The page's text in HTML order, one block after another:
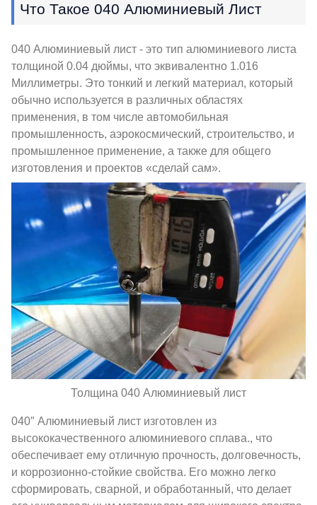
Что Такое 040 Алюминиевый Лист
040 Алюминиевый лист - это тип алюминиевого листа
толщиной 0.04 дюймы, что эквивалентно 1.016
Миллиметры. Это тонкий и легкий материал, который
обычно используется в различных областях
применения, в том числе автомобильная
промышленность, аэрокосмический, строительство, и
промышленное применение, а также для общего
изготовления и проектов «сделай сам».
Толщина 040 Алюминиевый лист
040″ Алюминиевый лист изготовлен из
высококачественного алюминиевого сплава., что
обеспечивает ему отличную прочность, долговечность,
и коррозионно-стойкие свойства. Его можно легко
сформировать, сварной, и обработанный, что делает